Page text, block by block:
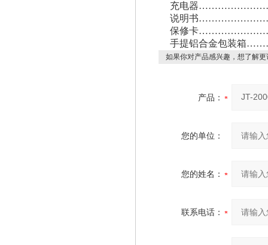
充电器
说明书
保修卡
手提铝合金包装箱
如果你对产品感兴趣，想了解
产品：
您的单位：
您的姓名：
联系电话：